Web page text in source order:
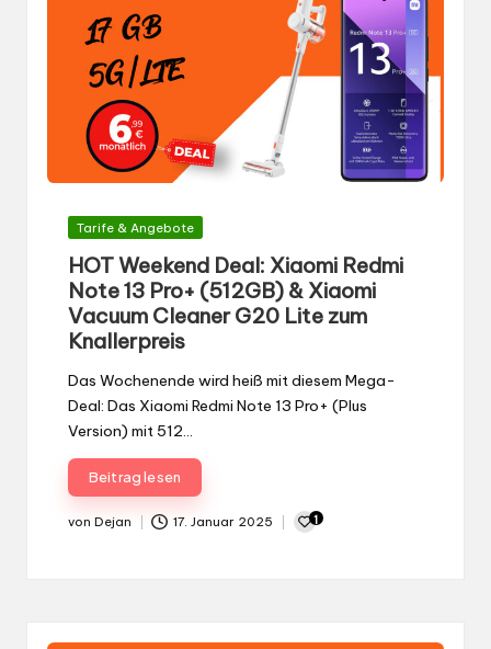
Gepostet
Tarife & Angebote
HOT Weekend Deal: Xiaomi Redmi
Note 13 Pro+ (512GB) & Xiaomi
Vacuum Cleaner G20 Lite zum
Knallerpreis
Das Wochenende wird heiß mit diesem Mega-
Deal: Das Xiaomi Redmi Note 13 Pro+ (Plus
Version) mit 512…
Beitrag lesen
Gepostet
von Dejan 17. Januar 2025 1